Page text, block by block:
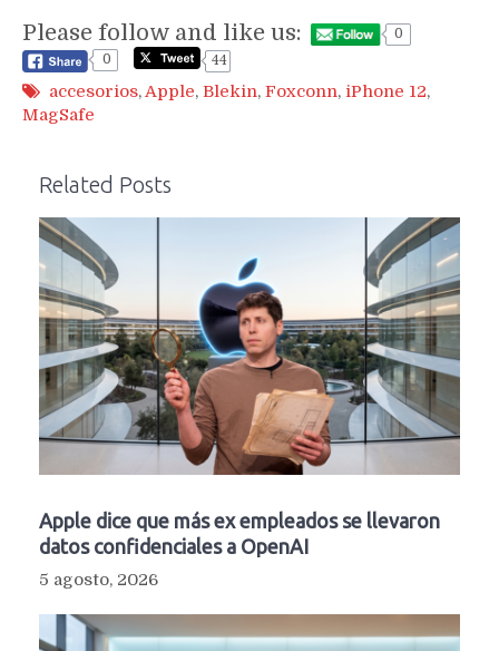
Please follow and like us:
0
0
44
accesorios,Apple, Blekin, Foxconn, iPhone 12,
MagSafe
Related Posts
Apple dice que más ex empleados se llevaron
datos confidenciales a OpenAI
5 agosto, 2026